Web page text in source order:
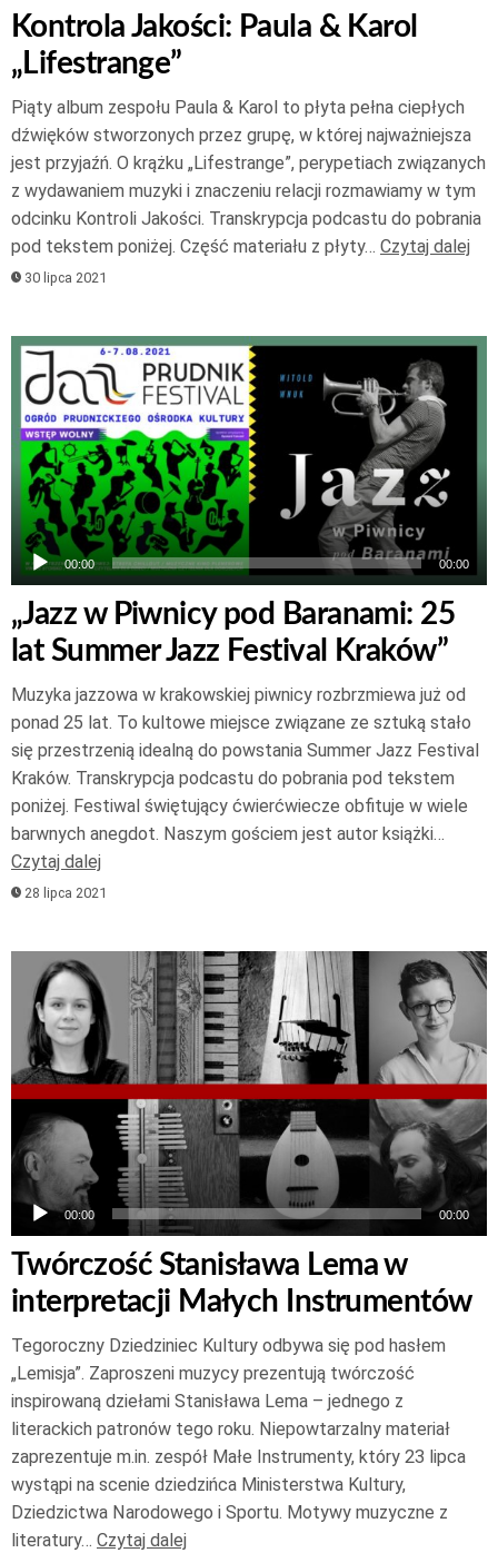
Kontrola Jakości: Paula & Karol
„Lifestrange”
Piąty album zespołu Paula & Karol to płyta pełna ciepłych
dźwięków stworzonych przez grupę, w której najważniejsza
jest przyjaźń. O krążku „Lifestrange”, perypetiach związanych
z wydawaniem muzyki i znaczeniu relacji rozmawiamy w tym
odcinku Kontroli Jakości. Transkrypcja podcastu do pobrania
pod tekstem poniżej. Część materiału z płyty… Czytaj dalej
30 lipca 2021
Odtwarzacz
plików
dźwiękowych
00:00 00:00
„Jazz w Piwnicy pod Baranami: 25
lat Summer Jazz Festival Kraków”
Muzyka jazzowa w krakowskiej piwnicy rozbrzmiewa już od
ponad 25 lat. To kultowe miejsce związane ze sztuką stało
się przestrzenią idealną do powstania Summer Jazz Festival
Kraków. Transkrypcja podcastu do pobrania pod tekstem
poniżej. Festiwal świętujący ćwierćwiecze obfituje w wiele
barwnych anegdot. Naszym gościem jest autor książki…
Czytaj dalej
28 lipca 2021
Odtwarzacz
plików
dźwiękowych
00:00 00:00
Twórczość Stanisława Lema w
interpretacji Małych Instrumentów
Tegoroczny Dziedziniec Kultury odbywa się pod hasłem
„Lemisja”. Zaproszeni muzycy prezentują twórczość
inspirowaną dziełami Stanisława Lema – jednego z
literackich patronów tego roku. Niepowtarzalny materiał
zaprezentuje m.in. zespół Małe Instrumenty, który 23 lipca
wystąpi na scenie dziedzińca Ministerstwa Kultury,
Dziedzictwa Narodowego i Sportu. Motywy muzyczne z
literatury… Czytaj dalej